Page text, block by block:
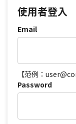
使用者登入
Email
【范例：
Password